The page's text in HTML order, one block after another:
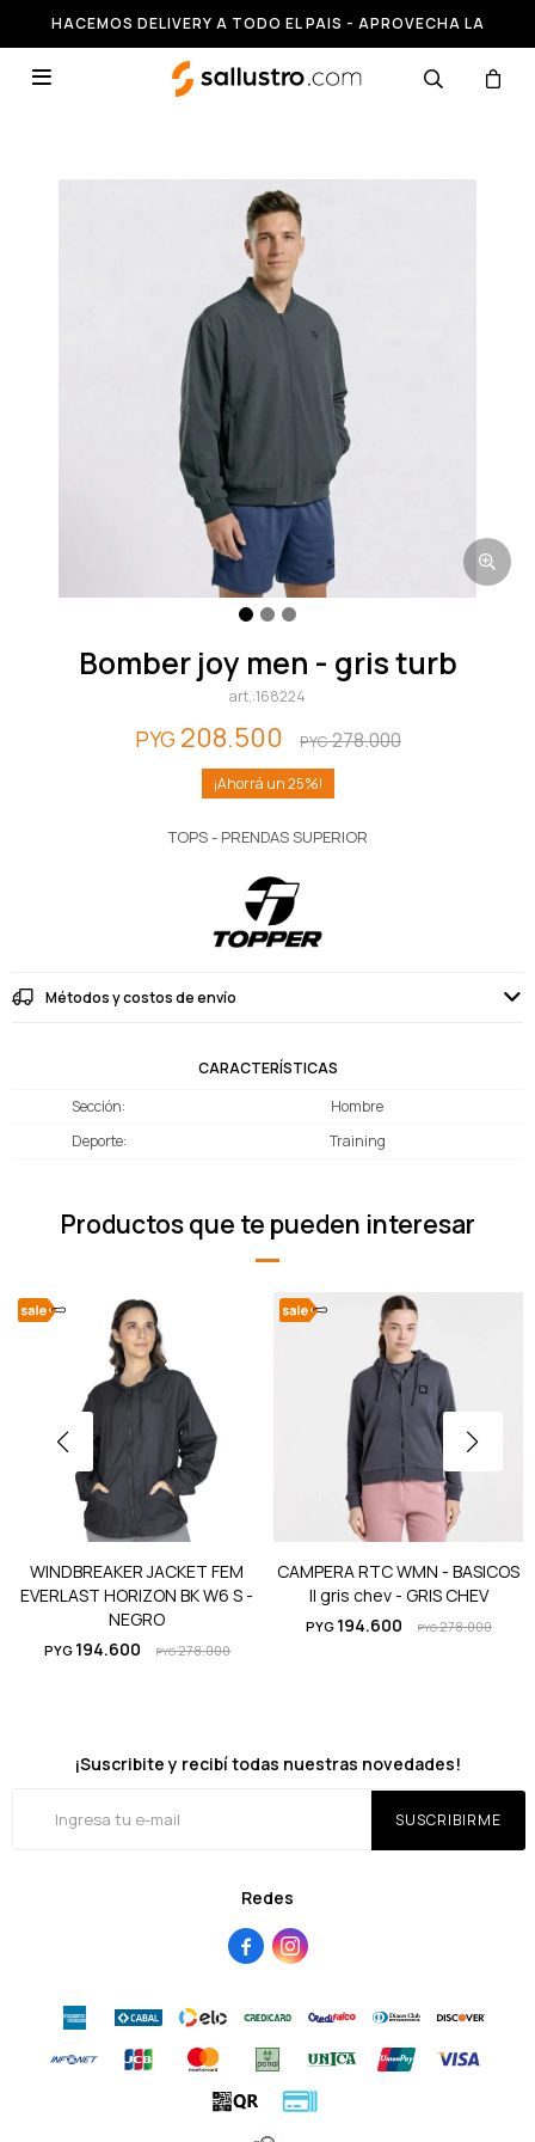
HACEMOS DELIVERY A TODO EL PAIS - APROVECHA LA
RUNNING HASTA 50% OFF

bomber joy men - gris turb
168224
PYG 208.500 PYG278.000
25
TOPS - PRENDAS SUPERIOR
Métodos y costos de envío
CARACTERÍSTICAS
Sección
Hombre
Deporte
Training
Productos que te pueden interesar
WINDBREAKER JACKET FEM
EVERLAST HORIZON BK W6 S -
NEGRO
PYG 194.600 PYG278.000
CAMPERA RTC WMN - BASICOS
II gris chev - GRIS CHEV
PYG 194.600 PYG278.000
Redes
 
¡Suscribite y recibí todas nuestras novedades!
SUSCRIBIRME